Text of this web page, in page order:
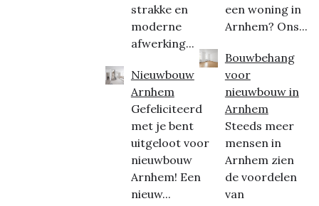
strakke en
moderne
afwerking...
Nieuwbouw
Arnhem
Gefeliciteerd
met je bent
uitgeloot voor
nieuwbouw
Arnhem! Een
nieuw...
een woning in
Arnhem? Ons...
Bouwbehang
voor
nieuwbouw in
Arnhem
Steeds meer
mensen in
Arnhem zien
de voordelen
van